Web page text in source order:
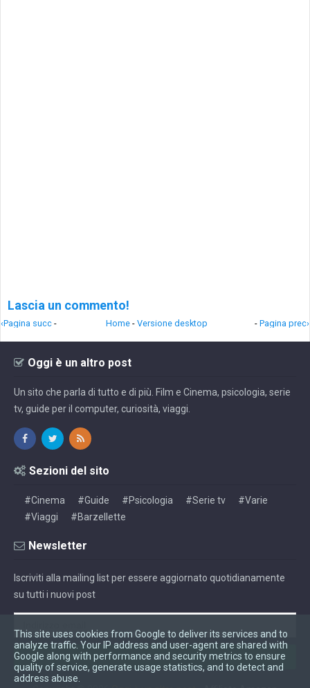
Lascia un commento!
‹Pagina succ - - Pagina prec›
Home - Versione desktop
Oggi è un altro post
Un sito che parla di tutto e di più. Film e Cinema, psicologia, serie
tv, guide per il computer, curiosità, viaggi.
Sezioni del sito
#Cinema #Guide #Psicologia #Serie tv
#Varie
#Viaggi
#Barzellette
Newsletter
Iscriviti alla mailing list per essere aggiornato quotidianamente
su tutti i nuovi post
This site uses cookies from Google to deliver its services and to
analyze traffic. Your IP address and user-agent are shared with
Google along with performance and security metrics to ensure
quality of service, generate usage statistics, and to detect and
address abuse.